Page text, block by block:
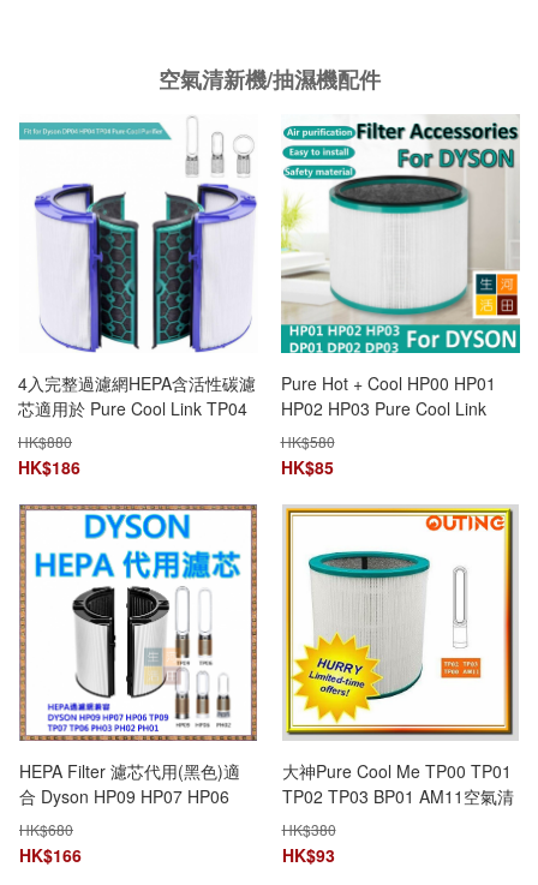
空氣清新機/抽濕機配件
4入完整過濾網HEPA含活性碳濾
芯適用於 Pure Cool Link TP04
DP04 Hot + Cool Link HP04空
氣清新機(非原廠代用品
HK$880
HK$186
Pure Hot + Cool HP00 HP01
HP02 HP03 Pure Cool Link
DP01 DP03 空氣清新機HEPA
代用濾網濾芯
HK$580
HK$85
HEPA Filter 濾芯代用(黑色)適
合 Dyson HP09 HP07 HP06
TP09 TP07 TP06 PH03 PH02
PH01 TP10 HP10 Pure Cool
Tower Air Purifier （副廠產品）
HK$680
HK$166
大神Pure Cool Me TP00 TP01
TP02 TP03 BP01 AM11空氣清
新機HEPA 代用濾網濾芯
HK$380
HK$93